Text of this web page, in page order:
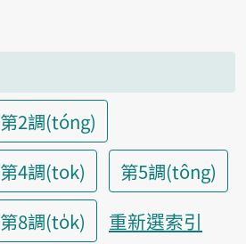
第2調(tóng)
第4調(tok)
第5調(tông)
第8調(to̍k) 重新選索引